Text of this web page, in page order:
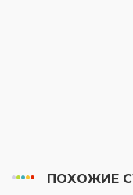
ПОХОЖИЕ